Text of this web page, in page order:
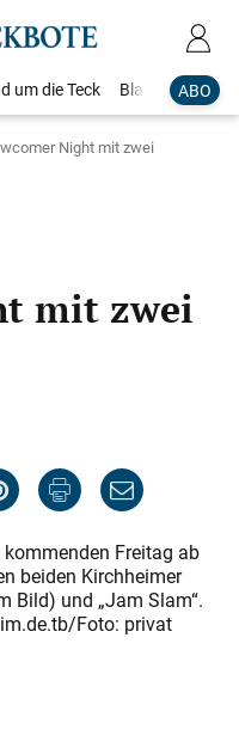
ABO
um die Teck Blaulicht
Night mit zwei
mit zwei
Freitag ab
beiden Kirchheimer
Bild) und „Jam Slam“.
Foto: privat